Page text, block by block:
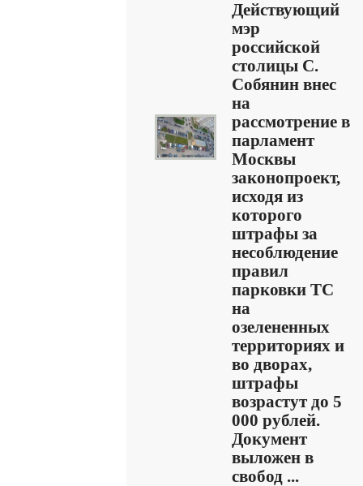
Действующий
мэр
российской
столицы С.
Собянин внес
на
рассмотрение в
парламент
Москвы
законопроект,
исходя из
которого
штрафы за
несоблюдение
правил
парковки ТС
на
озелененных
территориях и
во дворах,
штрафы
возрастут до 5
000 рублей.
Документ
выложен в
свобод ...